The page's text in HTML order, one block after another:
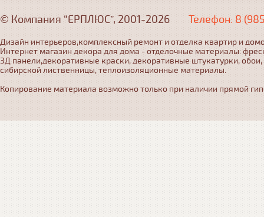
© Компания “ЕРПЛЮС”, 2001-2026 Телефон: 8
Дизайн интерьеров,комплексный ремонт и отделка квартир и
Интернет магазин декора для дома - отделочные материалы:
3Д панели,декоративные краски, декоративные штукатурки,
сибирской лиственницы, теплоизоляционные материалы.
Копирование материала возможно только при наличии прямой